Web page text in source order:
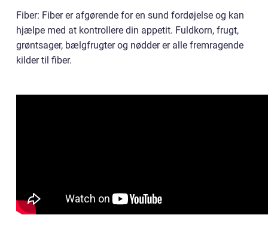
Fiber: Fiber er afgørende for en sund fordøjelse og kan
hjælpe med at kontrollere din appetit. Fuldkorn, frugt,
grøntsager, bælgfrugter og nødder er alle fremragende
kilder til fiber.